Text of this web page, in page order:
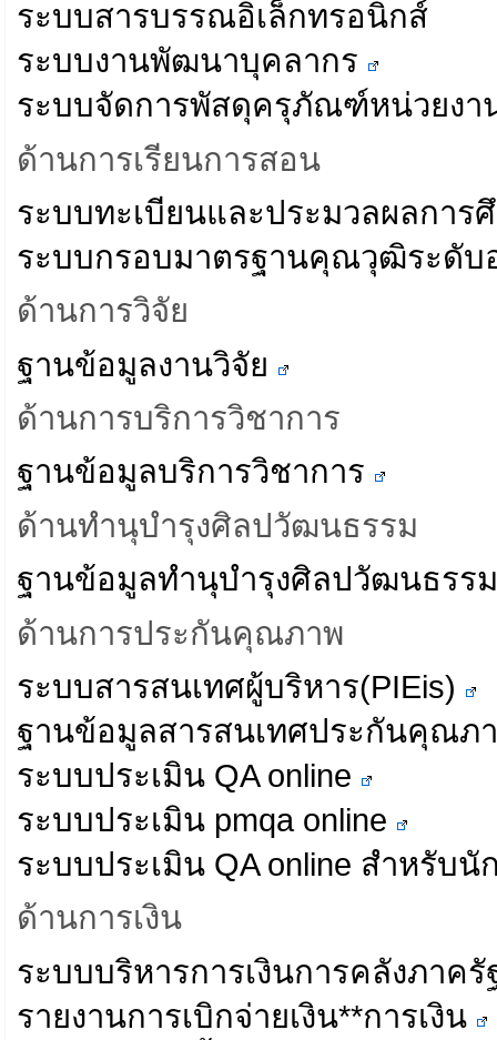
ระบบสารบรรณอิเล็กทรอนิกส์
ระบบงานพัฒนาบุคลากร
ระบบจัดการพัสดุครุภัณฑ์หน่วยง
ด้านการเรียนการสอน
ระบบทะเบียนและประมวลผลการ
ระบบกรอบมาตรฐานคุณวุฒิระดับ
ด้านการวิจัย
ฐานข้อมูลงานวิจัย
ด้านการบริการวิชาการ
ฐานข้อมูลบริการวิชาการ
ด้านทำนุบำรุงศิลปวัฒนธรรม
ฐานข้อมูลทำนุบำรุงศิลปวัฒนธรร
ด้านการประกันคุณภาพ
ระบบสารสนเทศผู้บริหาร(PIEis)
ฐานข้อมูลสารสนเทศประกันคุณภ
ระบบประเมิน QA online
ระบบประเมิน pmqa online
ระบบประเมิน QA online สำหรับ
ด้านการเงิน
ระบบบริหารการเงินการคลังภาค
รายงานการเบิกจ่ายเงิน**การเงิน